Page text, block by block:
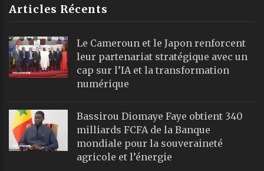
Articles Récents
Le Cameroun et le Japon renforcent
leur partenariat stratégique avec un
cap sur l’IA et la transformation
numérique
Bassirou Diomaye Faye obtient 340
milliards FCFA de la Banque
mondiale pour la souveraineté
agricole et l’énergie